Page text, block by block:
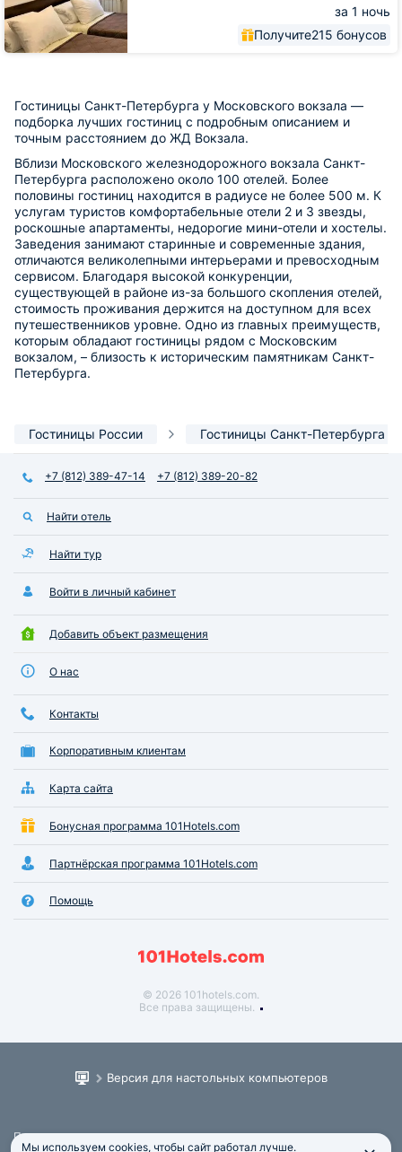
за 1 ночь
Получите215 бонусов
Гостиницы Санкт-Петербурга у Московского вокзала —
подборка лучших гостиниц с подробным описанием и
точным расстоянием до ЖД Вокзала.
Вблизи Московского железнодорожного вокзала Санкт-
Петербурга расположено около 100 отелей. Более
половины гостиниц находится в радиусе не более 500 м. К
услугам туристов комфортабельные отели 2 и 3 звезды,
роскошные апартаменты, недорогие мини-отели и хостелы.
Заведения занимают старинные и современные здания,
отличаются великолепными интерьерами и превосходным
сервисом. Благодаря высокой конкуренции,
существующей в районе из-за большого скопления отелей,
стоимость проживания держится на доступном для всех
путешественников уровне. Одно из главных преимуществ,
которым обладают гостиницы рядом с Московским
вокзалом, – близость к историческим памятникам Санкт-
Петербурга.
Гостиницы России Гостиницы Санкт-Петербурга
+7 (812) 389-47-14 +7 (812) 389-20-82
Найти отель
Найти тур
Войти в личный кабинет
Добавить объект размещения
О нас
Контакты
Корпоративным клиентам
Карта сайта
Бонусная программа 101Hotels.com
Партнёрская программа 101Hotels.com
Помощь
© 2026 101hotels.com.
Все права защищены.
Версия для настольных компьютеров
Пользовательское соглашение
Мы используем cookies, чтобы сайт работал лучше.